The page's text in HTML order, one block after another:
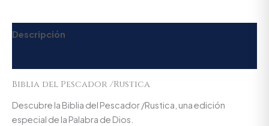
Descripción
Biblia del Pescador /Rustica
Descubre la Biblia del Pescador /Rustica, una edición
especial de la Palabra de Dios.